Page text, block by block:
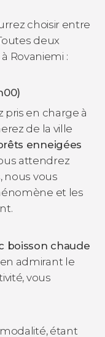
choisir entre
deux
Rovaniemi :
pris en charge à
de la ville
enneigées
attendrez
nous vous
et les
boisson chaude
admirant le
vous
étant